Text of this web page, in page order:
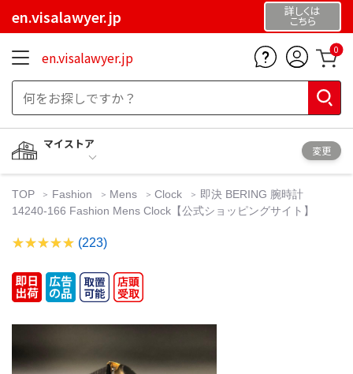
en.visalawyer.jp 詳しくは
こちら
en.visalawyer.jp 0
マイストア
変更
TOP Fashion Mens Clock
即決 BERING 腕時計
14240-166 Fashion Mens Clock【公式ショッピングサイト】
(223)